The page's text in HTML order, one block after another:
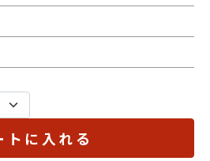
トに入れる